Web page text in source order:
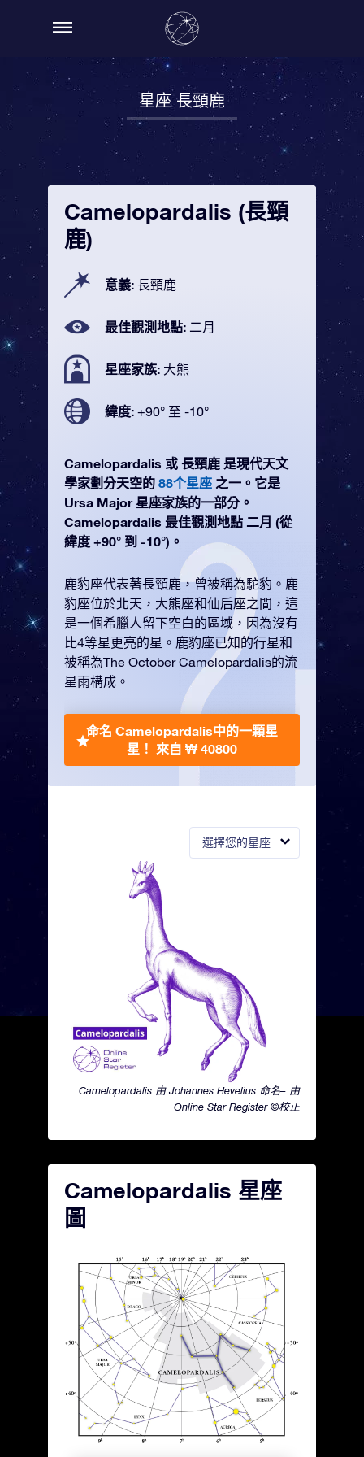
星座 長頸鹿
選擇您的星座
Camelopardalis 由 Johannes Hevelius 命名– 由
Online Star Register ©校正
Camelopardalis (長頸
鹿)
意義: 長頸鹿
最佳觀測地點: 二月
星座家族: 大熊
緯度: +90° 至 -10°
Camelopardalis 或 長頸鹿 是現代天文
學家劃分天空的 88个星座 之一。它是
Ursa Major 星座家族的一部分。
Camelopardalis 最佳觀測地點 二月 (從
緯度 +90° 到 -10°)。
鹿豹座代表著長頸鹿，曾被稱為駝豹。鹿
豹座位於北天，大熊座和仙后座之間，這
是一個希臘人留下空白的區域，因為沒有
比4等星更亮的星。鹿豹座已知的行星和
被稱為The October Camelopardalis的流
星雨構成。
命名 Camelopardalis中的一顆星
星！ 來自 ₩ 40800
Camelopardalis 星座
圖